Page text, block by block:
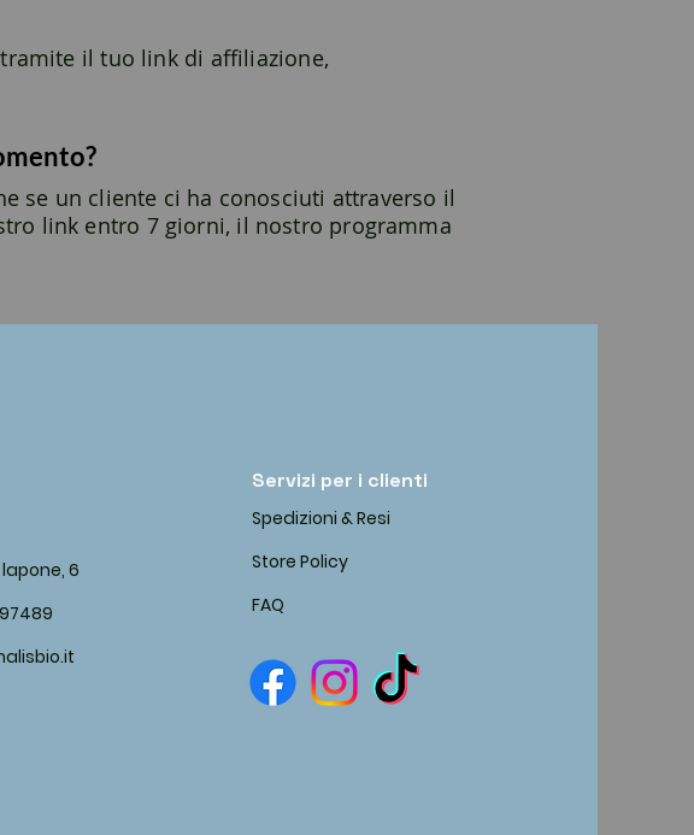
il tuo link di affiliazione,
se un cliente ci ha conosciuti attraverso il
link entro 7 giorni, il nostro programma
6
Servizi per i clienti
Spedizioni & Resi
Store Policy
FAQ